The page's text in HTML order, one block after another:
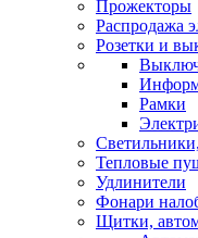
Прожекторы
Распродажа
Розетки и
Рамки
Тепловые
Удлинители
Фонари
Щитки,